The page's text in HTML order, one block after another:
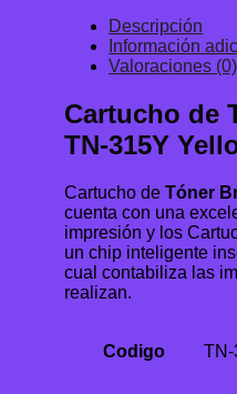
Descripción
Información
Valoraciones (0)
Cartucho de
TN-315Y
Cartucho de Tóner
cuenta con una
impresión y los
un chip inteligente
cual contabiliza las
realizan.
Codigo TN-